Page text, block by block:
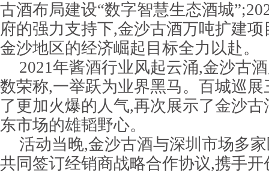
古酒布局建设“数字智慧生态酒城
府的强力支持下,金沙古酒万吨扩建
金沙地区的经济崛起目标全力以赴。
2021年酱酒行业风起云涌,金沙古
数荣称,一举跃为业界黑马。百城巡
了更加火爆的人气,再次展示了金沙
东市场的雄韬野心。
活动当晚,金沙古酒与深圳市场多
共同签订经销商战略合作协议,携手